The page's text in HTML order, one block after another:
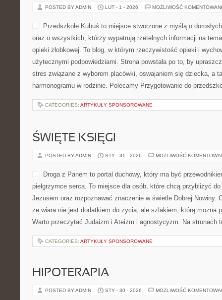
POSTED BY ADMIN LUT - 1 - 2026 MOŻLIWOŚĆ
Przedszkole Kubuś to miejsce stworzone z myślą o
oraz o wszystkich, którzy wypatrują rzetelnych informacji na
opieki żłobkowej. To blog, w którym rzeczywistość opieki i
użytecznymi podpowiedziami. Strona powstała po to, by
stres związane z wyborem placówki, oswajaniem się dziecka, a
harmonogramu w rodzinie. Polecamy Przygotowanie do
CATEGORIES: ARTYKUŁY SPONSOROWANE
ŚWIĘTE KSIĘGI
POSTED BY ADMIN STY - 31 - 2026 MOŻLIWOŚĆ
Droga z Panem to portal duchowy, który ma być
pielgrzymce serca. To miejsce dla osób, które chcą przybliżyć do
Jezusem oraz rozpoznawać znaczenie w świetle Dobrej Nowiny.
że wiara nie jest dodatkiem do życia, ale szlakiem, którą można
Warto przeczytać Judaizm i Ateizm i agnostycyzm. Na stronach
CATEGORIES: ARTYKUŁY SPONSOROWANE
HIPOTERAPIA
POSTED BY ADMIN STY - 30 - 2026 MOŻLIWOŚĆ